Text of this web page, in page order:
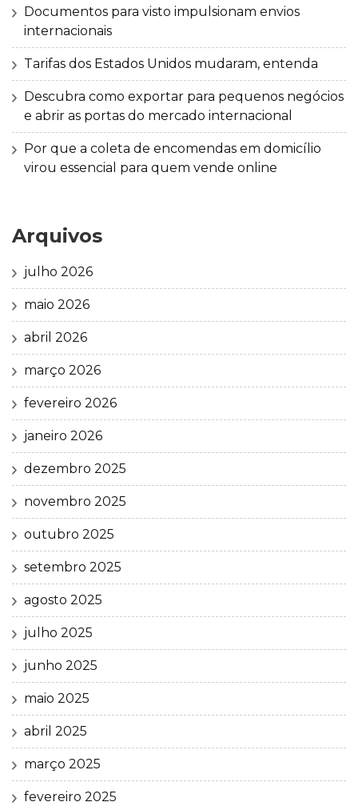
Documentos para visto impulsionam envios
internacionais
Tarifas dos Estados Unidos mudaram, entenda
Descubra como exportar para pequenos negócios
e abrir as portas do mercado internacional
Por que a coleta de encomendas em domicílio
virou essencial para quem vende online
Arquivos
julho 2026
maio 2026
abril 2026
março 2026
fevereiro 2026
janeiro 2026
dezembro 2025
novembro 2025
outubro 2025
setembro 2025
agosto 2025
julho 2025
junho 2025
maio 2025
abril 2025
março 2025
fevereiro 2025